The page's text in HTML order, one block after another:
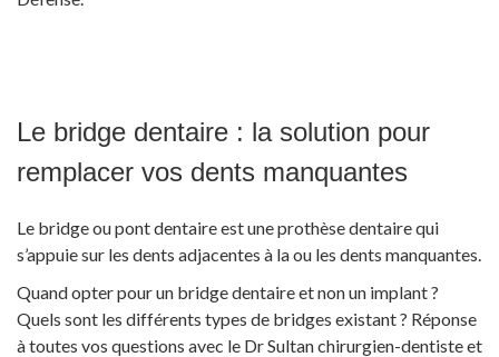
Le bridge dentaire : la solution pour
remplacer vos dents manquantes
Le bridge ou pont dentaire est une prothèse dentaire qui
s’appuie sur les dents adjacentes à la ou les dents manquantes.
Quand opter pour un bridge dentaire et non un implant ?
Quels sont les différents types de bridges existant ? Réponse
à toutes vos questions avec le Dr Sultan chirurgien-dentiste et